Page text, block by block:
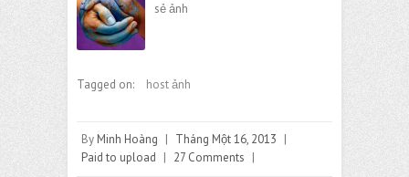
sẻ ảnh
Tagged on: host ảnh
By Minh Hoàng | Tháng Một 16, 2013 |
Paid to upload | 27 Comments |